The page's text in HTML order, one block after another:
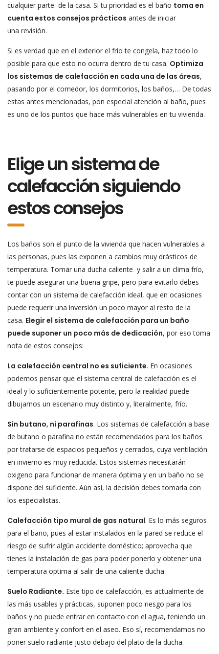
cualquier parte de la casa. Si tu prioridad es el baño toma en
cuenta estos consejos prácticos antes de iniciar
una revisión.
Si es verdad que en el exterior el frío te congela, haz todo lo
posible para que esto no ocurra dentro de tu casa. Optimiza
los sistemas de calefacción en cada una de las áreas,
pasando por el comedor, los dormitorios, los baños,… De todas
estas antes mencionadas, pon especial atención al baño, pues
es uno de los puntos que hace más vulnerables en tu vivienda.
Elige un sistema de
calefacción siguiendo
estos consejos
Los baños son el punto de la vivienda que hacen vulnerables a
las personas, pues las exponen a cambios muy drásticos de
temperatura. Tomar una ducha caliente y salir a un clima frío,
te puede asegurar una buena gripe, pero para evitarlo debes
contar con un sistema de calefacción ideal, que en ocasiones
puede requerir una inversión un poco mayor al resto de la
casa. Elegir el sistema de calefacción para un baño
puede suponer un poco más de dedicación, por eso toma
nota de estos consejos:
La calefacción central no es suficiente. En ocasiones
podemos pensar que el sistema central de calefacción es el
ideal y lo suficientemente potente, pero la realidad puede
dibujarnos un escenario muy distinto y, literalmente, frío.
Sin butano, ni parafinas. Los sistemas de calefacción a base
de butano o parafina no están recomendados para los baños
por tratarse de espacios pequeños y cerrados, cuya ventilación
en invierno es muy reducida. Estos sistemas necesitarán
oxigeno para funcionar de manera óptima y en un baño no se
dispone del suficiente. Aún así, la decisión debes tomarla con
los especialistas.
Calefacción tipo mural de gas natural. Es lo más seguros
para el baño, pues al estar instalados en la pared se reduce el
riesgo de sufrir algún accidente doméstico; aprovecha que
tienes la instalación de gas para poder ponerlo y obtener una
temperatura optima al salir de una caliente ducha
Suelo Radiante. Este tipo de calefacción, es actualmente de
las más usables y prácticas, suponen poco riesgo para los
baños y no puede entrar en contacto con el agua, teniendo un
gran ambiente y confort en el aseo. Eso sí, recomendamos no
poner suelo radiante justo debajo del plato de la ducha.